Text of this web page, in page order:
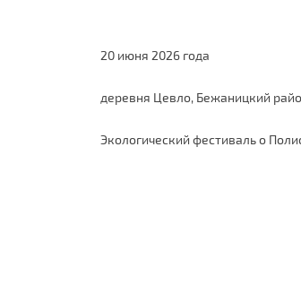
20 июня 2026 года
деревня Цевло, Бежаницкий
Экологический фестиваль о